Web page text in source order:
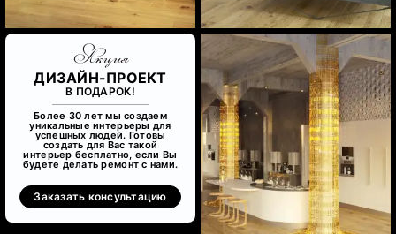
Акция
ДИЗАЙН-ПРОЕКТ
В ПОДАРОК!
Более 30 лет мы создаем
уникальные интерьеры для
успешных людей. Готовы
создать для Вас такой
интерьер бесплатно, если Вы
будете делать ремонт с нами.
Заказать консультацию